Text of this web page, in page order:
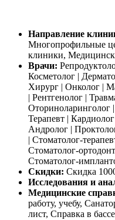
Направление
Многопрофильные
клиники,
Врачи:
Косметолог |
Хирург | Онколог |
| Рентгенолог |
Оториноларинголог
Терапевт |
Андролог |
| Стоматолог-
Стоматолог-
Стоматолог-
Скидки: Скидка
Исследования и
Медицинские
работу, учебу,
лист, Справка в